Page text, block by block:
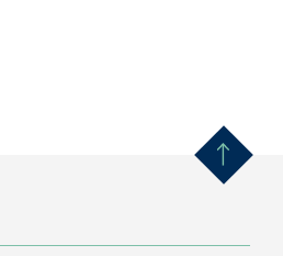
Remonter